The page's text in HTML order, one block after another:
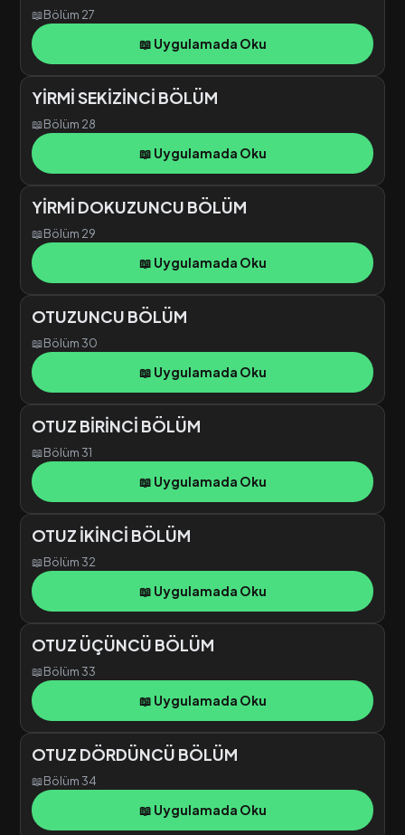
📖Bölüm 27
📖 Uygulamada Oku
YİRMİ SEKİZİNCİ BÖLÜM
📖Bölüm 28
📖 Uygulamada Oku
YİRMİ DOKUZUNCU BÖLÜM
📖Bölüm 29
📖 Uygulamada Oku
OTUZUNCU BÖLÜM
📖Bölüm 30
📖 Uygulamada Oku
OTUZ BİRİNCİ BÖLÜM
📖Bölüm 31
📖 Uygulamada Oku
OTUZ İKİNCİ BÖLÜM
📖Bölüm 32
📖 Uygulamada Oku
OTUZ ÜÇÜNCÜ BÖLÜM
📖Bölüm 33
📖 Uygulamada Oku
OTUZ DÖRDÜNCÜ BÖLÜM
📖Bölüm 34
📖 Uygulamada Oku